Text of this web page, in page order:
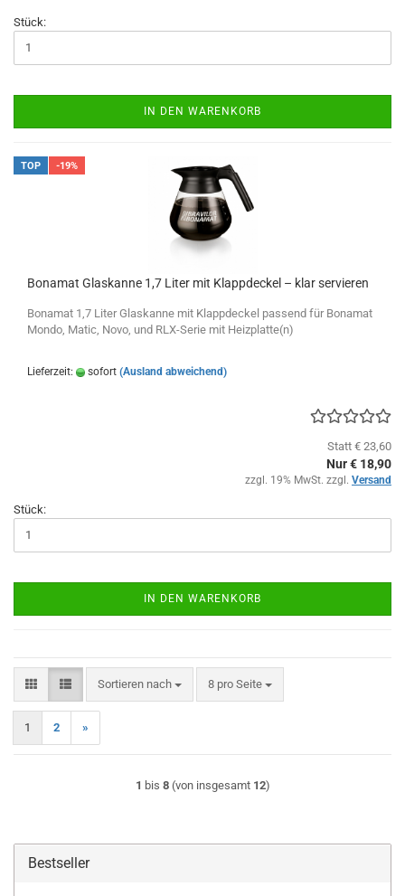
Stück:
IN DEN WARENKORB
TOP -19%
Bonamat Glaskanne 1,7 Liter mit Klappdeckel – klar servieren
Bonamat 1,7 Liter Glaskanne mit Klappdeckel passend für Bonamat
Mondo, Matic, Novo, und RLX-Serie mit Heizplatte(n)
Lieferzeit: sofort (Ausland abweichend)
Statt € 23,60
Nur € 18,90
zzgl. 19% MwSt. zzgl. Versand
Stück:
IN DEN WARENKORB
Sortieren nach
Sortieren nach 8 pro Seite
pro Seite
1 2 »
1 bis 8(von insgesamt 12)
Bestseller